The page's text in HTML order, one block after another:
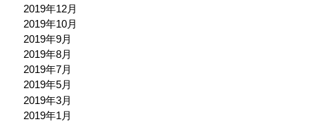
2019年12月
2019年10月
2019年9月
2019年8月
2019年7月
2019年5月
2019年3月
2019年1月